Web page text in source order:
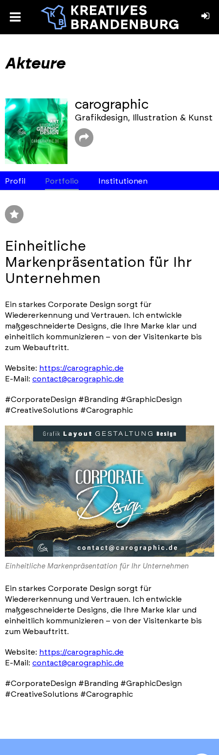
toggle
Akteure
carographic
Grafikdesign, Illustration & Kunst
Profil Portfolio Institutionen
Einheitliche
Markenpräsentation für Ihr
Unternehmen
Ein starkes Corporate Design sorgt für
Wiedererkennung und Vertrauen. Ich entwickle
maßgeschneiderte Designs, die Ihre Marke klar und
einheitlich kommunizieren – von der Visitenkarte bis
zum Webauftritt.
Website: https://carographic.de
E-Mail: contact@carographic.de
#CorporateDesign #Branding #GraphicDesign
#CreativeSolutions #Carographic
Einheitliche Markenpräsentation für Ihr Unternehmen
Ein starkes Corporate Design sorgt für
Wiedererkennung und Vertrauen. Ich entwickle
maßgeschneiderte Designs, die Ihre Marke klar und
einheitlich kommunizieren – von der Visitenkarte bis
zum Webauftritt.
Website: https://carographic.de
E-Mail: contact@carographic.de
#CorporateDesign #Branding #GraphicDesign
#CreativeSolutions #Carographic